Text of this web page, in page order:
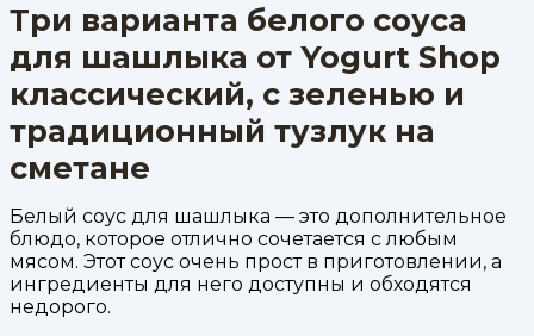
Три варианта белого соуса
для шашлыка от Yogurt Shop
классический, с зеленью и
традиционный тузлук на
сметане
Белый соус для шашлыка — это дополнительное
блюдо, которое отлично сочетается с любым
мясом. Этот соус очень прост в приготовлении, а
ингредиенты для него доступны и обходятся
недорого.